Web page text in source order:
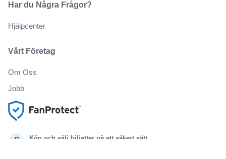
Köp och sälj biljetter på ett säkert sätt
Vårt Företag
Om Oss
Jobb
Har du Några Frågor?
Hjälpcenter